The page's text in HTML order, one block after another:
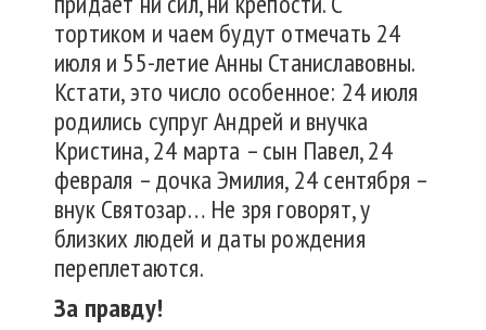
тортиком и чаем будут отмечать 24
июля и 55-летие Анны Станиславовны.
Кстати, это число особенное: 24 июля
родились супруг Андрей и внучка
Кристина, 24 марта – сын Павел, 24
февраля – дочка Эмилия, 24 сентября –
внук Святозар… Не зря говорят, у
близких людей и даты рождения
переплетаются.
За правду!